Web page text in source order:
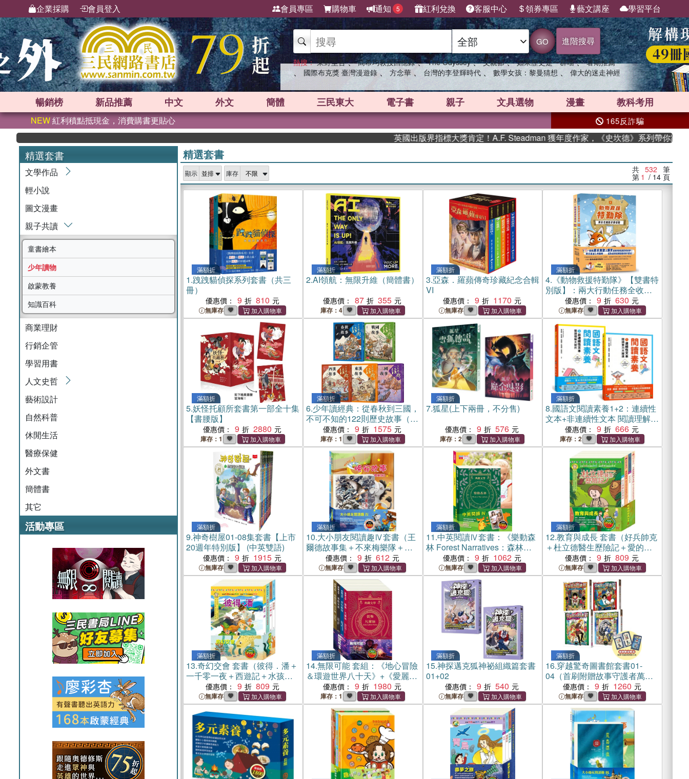
企業採購 會員登入 會員專區 購物車 通知 5 紅利兌換 客服中心 領券專區 藝文講座 學習平台
GO 進階搜尋
熱搜： 東野圭吾 、 高希均教授回憶錄 、 The Odyssey 、 父親節 、 如果歷史是一群喵 、 暑期推薦
、 國際布克獎 臺灣漫遊錄 、 方念華 、 台灣的李登輝時代 、 數學女孩：黎曼猜想 、 偉大的迷走神經
暢銷榜 新品推薦 中文 外文 簡體 三民東大 電子書 親子 文具選物 漫畫 教科考用
NEW紅利積點抵現金，消費購書更貼心 165反詐騙
英國出版界指標大獎肯定！A.F. Steadman 獲年度作家，《史坎德》系列帶你踏上熱血奇幻旅程
精選套書
文學作品
輕小說
圖文漫畫
親子共讀
童書繪本
少年讀物
啟蒙教養
知識百科
商業理財
行銷企管
學習用書
人文史哲
藝術設計
自然科普
休閒生活
醫療保健
外文書
簡體書
其它
活動專區
精選套書
顯示 庫存 共 532 筆
第 1 / 14 頁
滿額折
1.跩跩貓偵探系列套書（共三
冊）
優惠價： 9 810
無庫存
滿額折
2.AI領航：無限升維（簡體書）
優惠價： 87 355
庫存：4
滿額折
3.亞森．羅蘋傳奇珍藏紀念合輯
VI
優惠價： 9 1170
無庫存
滿額折
4. 《動物救援特勤隊》【雙書特
別版】：兩大行動任務全收
錄！(附專屬QR Code下載「動
物酷知識學習單」)
優惠價： 9 630
無庫存
滿額折
5.妖怪托顧所套書第一部全十集
【書腰版】
優惠價： 9 2880
庫存：1
滿額折
6.少年讀經典：從春秋到三國，
不可不知的122則歷史故事（全
套五冊）
優惠價： 9 1575
庫存：1
滿額折
7.狐星(上下兩冊，不分售)
優惠價： 9 576
庫存：2
滿額折
8.國語文閱讀素養1+2：連續性
文本+非連續性文本 閱讀理解大
躍進（套書）
優惠價： 9 666
庫存：2
滿額折
9.神奇樹屋01-08集套書【上市
20週年特別版】 (中英雙語)
優惠價： 9 1915
無庫存
滿額折
10.大小朋友閱讀趣Ⅳ套書（王
爾德故事集＋不來梅樂隊＋灰
姑娘）優惠價： 9 612
無庫存
滿額折
11.中英閱讀Ⅳ套書：《樂動森
林 Forest Narratives：森林報
＆柳林風聲》＋《英語悅讀誌
系列Read&Learn-I Love My
Mom》
優惠價： 9 1062
無庫存
滿額折
12.教育與成長 套書（好兵帥克
＋杜立德醫生歷險記＋愛的教
育＋大森林裡的小木屋）
優惠價： 9 809
無庫存
滿額折
13.奇幻交會 套書（彼得．潘＋
一千零一夜＋西遊記＋水孩
優惠價： 9 809
無庫存
滿額折
14.無限可能 套組：《地心冒險
＆環遊世界八十天》+《愛麗絲
夢遊仙境＆彼得．潘》+《安妮
日記＆海倫．凱勒》+《叢林奇
譚＆怒海餘生》
優惠價： 9 1980
庫存：1
滿額折
15.神探邁克狐神祕組織篇套書
01+02
優惠價： 9 540
無庫存
滿額折
16.穿越驚奇圖書館套書01-
04（首刷附贈故事守護者萬用
票卡夾）
優惠價： 9 1260
無庫存